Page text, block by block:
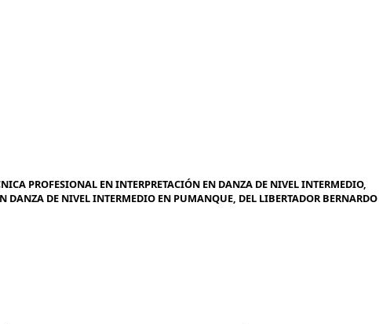
PROFESIONAL EN INTERPRETACIÓN EN DANZA DE NIVEL INTERMEDIO,
DANZA DE NIVEL INTERMEDIO EN PUMANQUE, DEL LIBERTADOR BERNARDO